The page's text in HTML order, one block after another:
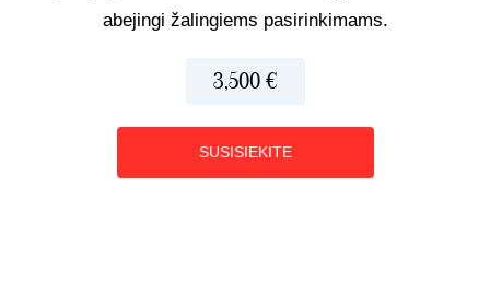
abejingi žalingiems pasirinkimams.
3,500 €
SUSISIEKITE